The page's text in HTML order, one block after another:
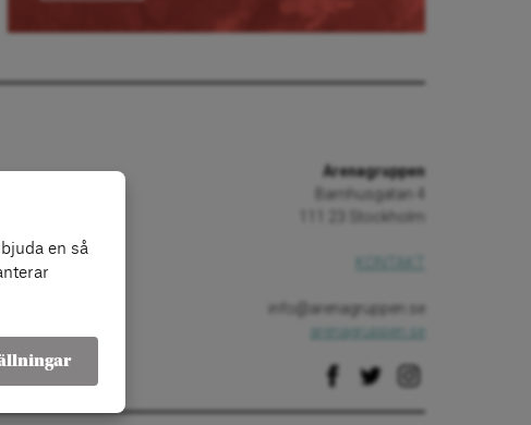
Arenagruppen
Barnhusgatan 4
111 23 Stockholm
info@arenagruppen.se
arenagruppen.se
en så